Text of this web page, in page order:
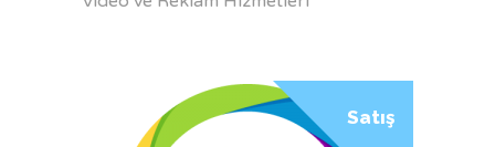
Satış